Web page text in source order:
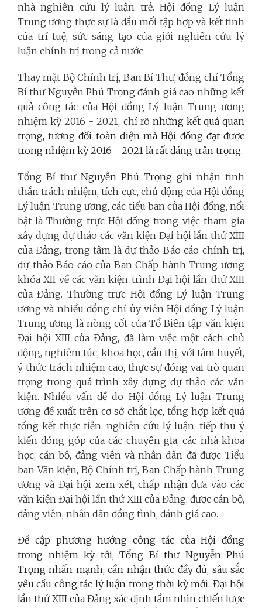
nhà nghiên cứu lý luận trẻ. Hội đồng Lý luận
Trung ương thực sự là đầu mối tập hợp và kết tinh
của trí tuệ, sức sáng tạo của giới nghiên cứu lý
luận chính trị trong cả nước.
Thay mặt Bộ Chính trị, Ban Bí Thư, đồng chí Tổng
Bí thư Nguyễn Phú Trọng đánh giá cao những kết
quả công tác của Hội đồng Lý luận Trung ương
nhiệm kỳ 2016 - 2021, chỉ rõ những kết quả quan
trọng, tương đối toàn diện mà Hội đồng đạt được
trong nhiệm kỳ 2016 - 2021 là rất đáng trân trọng.
Tổng Bí thư Nguyễn Phú Trọng ghi nhận tinh
thần trách nhiệm, tích cực, chủ động của Hội đồng
Lý luận Trung ương, các tiểu ban của Hội đồng, nổi
bật là Thường trực Hội đồng trong việc tham gia
xây dựng dự thảo các văn kiện Đại hội lần thứ XIII
của Đảng, trọng tâm là dự thảo Báo cáo chính trị,
dự thảo Báo cáo của Ban Chấp hành Trung ương
khóa XII về các văn kiện trình Đại hội lần thứ XIII
của Đảng. Thường trực Hội đồng Lý luận Trung
ương và nhiều đồng chí ủy viên Hội đồng Lý luận
Trung ương là nòng cốt của Tổ Biên tập văn kiện
Đại hội XIII của Đảng, đã làm việc một cách chủ
động, nghiêm túc, khoa học, cầu thị, với tâm huyết,
ý thức trách nhiệm cao, thực sự đóng vai trò quan
trọng trong quá trình xây dựng dự thảo các văn
kiện. Nhiều vấn đề do Hội đồng Lý luận Trung
ương đề xuất trên cơ sở chắt lọc, tổng hợp kết quả
tổng kết thực tiễn, nghiên cứu lý luận, tiếp thu ý
kiến đóng góp của các chuyên gia, các nhà khoa
học, cán bộ, đảng viên và nhân dân đã được Tiểu
ban Văn kiện, Bộ Chính trị, Ban Chấp hành Trung
ương và Đại hội xem xét, chấp nhận đưa vào các
văn kiện Đại hội lần thứ XIII của Đảng, được cán bộ,
đảng viên, nhân dân đồng tình, đánh giá cao.
Đề cập phương hướng công tác của Hội đồng
trong nhiệm kỳ tới, Tổng Bí thư Nguyễn Phú
Trọng nhấn mạnh, cần nhận thức đầy đủ, sâu sắc
yêu cầu công tác lý luận trong thời kỳ mới. Đại hội
lần thứ XIII của Đảng xác định tầm nhìn chiến lược